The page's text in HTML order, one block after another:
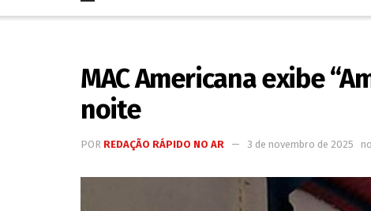
MAC Americana exibe
noite
POR REDAÇÃO RÁPIDO NO AR 3 de novembro de 2025 no